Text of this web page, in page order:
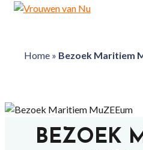
Home» Bezoek Maritiem
BEZOEK